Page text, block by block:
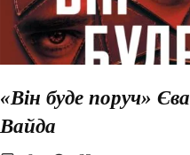
«Він буде поруч» Єва
Вайда